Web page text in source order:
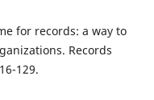
for records: a way to
Records
129.